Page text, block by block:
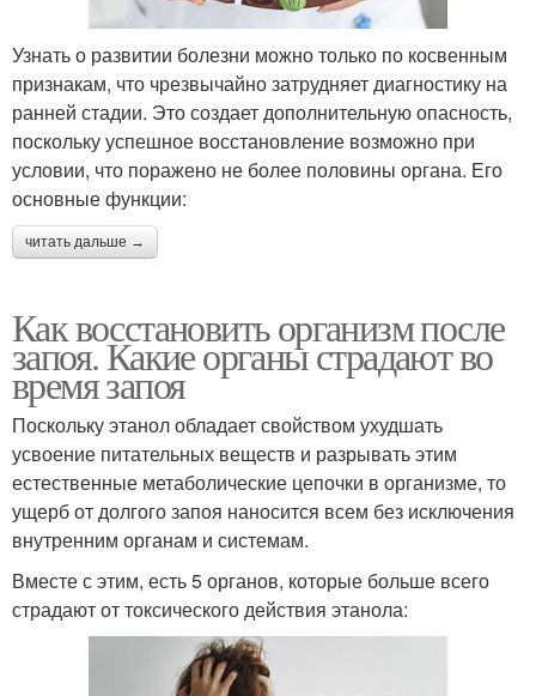
Узнать о развитии болезни можно только по косвенным
признакам, что чрезвычайно затрудняет диагностику на
ранней стадии. Это создает дополнительную опасность,
поскольку успешное восстановление возможно при
условии, что поражено не более половины органа. Его
основные функции:
читать дальше →
Как восстановить организм после
запоя. Какие органы страдают во
время запоя
Поскольку этанол обладает свойством ухудшать
усвоение питательных веществ и разрывать этим
естественные метаболические цепочки в организме, то
ущерб от долгого запоя наносится всем без исключения
внутренним органам и системам.
Вместе с этим, есть 5 органов, которые больше всего
страдают от токсического действия этанола: